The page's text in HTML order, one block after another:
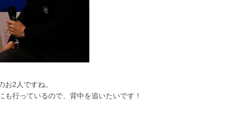
2人ですね。
行っているので、背中を追いたいです！